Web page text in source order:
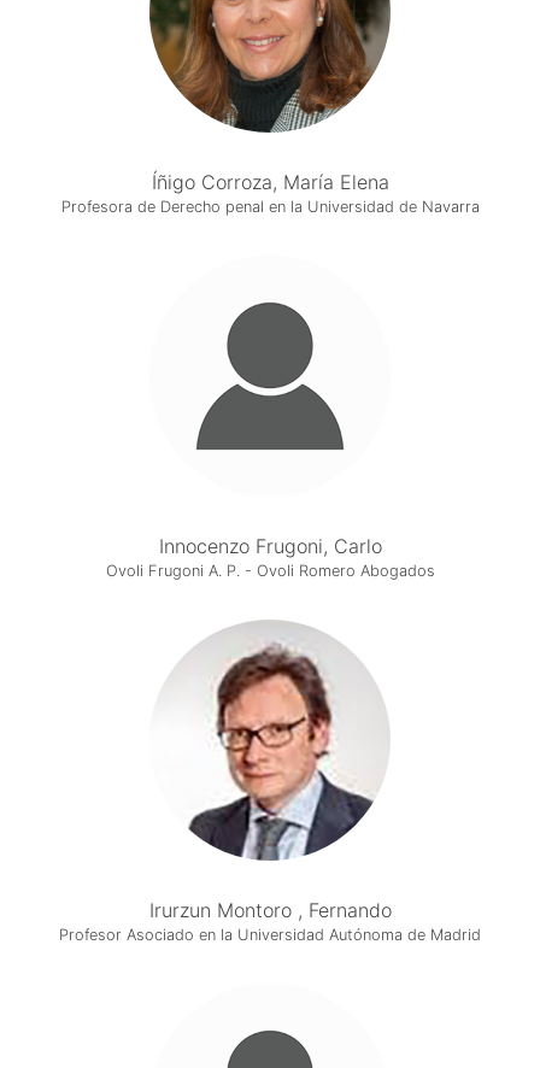
Íñigo Corroza, María Elena
Profesora de Derecho penal en la Universidad de Navarra
Innocenzo Frugoni, Carlo
Ovoli Frugoni A. P. - Ovoli Romero Abogados
Irurzun Montoro , Fernando
Profesor Asociado en la Universidad Autónoma de Madrid